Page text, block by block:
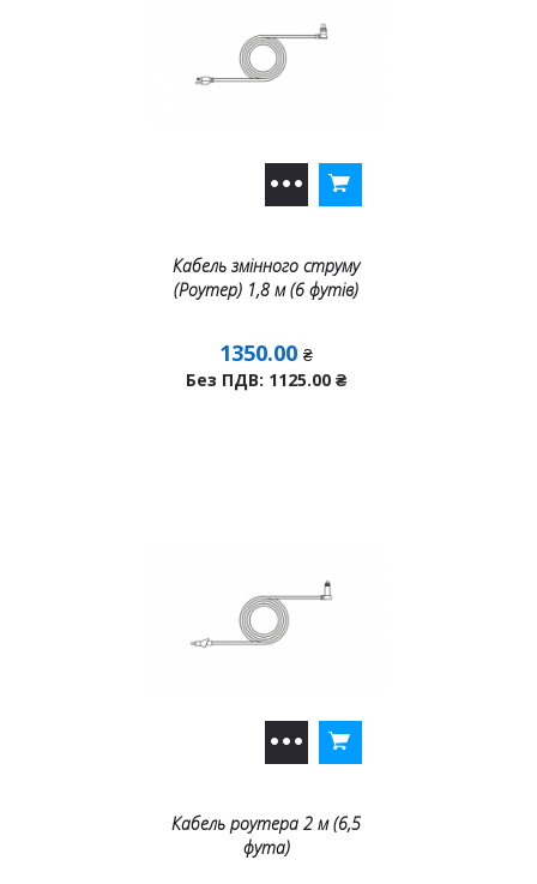
Кабель змінного струму
(Роутер) 1,8 м (6 футів)
1350.00 ₴
Без ПДВ: 1125.00 ₴
Кабель роутера 2 м (6,5
фута)